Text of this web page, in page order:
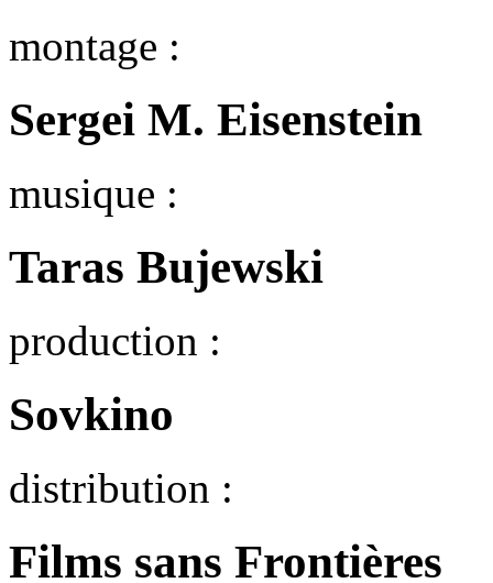
montage :
Sergei M. Eisenstein
musique :
Taras Bujewski
production :
Sovkino
distribution :
Films sans Frontières